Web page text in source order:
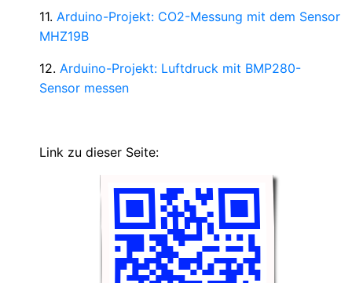
11. Arduino-Projekt: CO2-Messung mit dem Sensor
MHZ19B
12. Arduino-Projekt: Luftdruck mit BMP280-
Sensor messen
Link zu dieser Seite: